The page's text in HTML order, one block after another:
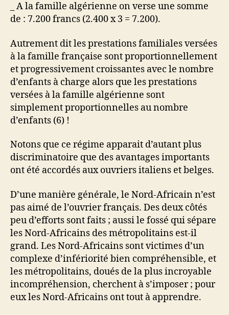
_ A la famille algérienne on verse une somme
de : 7.200 francs (2.400 x 3 = 7.200).
Autrement dit les prestations familiales versées
à la famille française sont proportionnellement
et progressivement croissantes avec le nombre
d’enfants à charge alors que les prestations
versées à la famille algérienne sont
simplement proportionnelles au nombre
d’enfants (6) !
Notons que ce régime apparait d’autant plus
discriminatoire que des avantages importants
ont été accordés aux ouvriers italiens et belges.
D’une manière générale, le Nord-Africain n’est
pas aimé de l’ouvrier français. Des deux côtés
peu d’efforts sont faits ; aussi le fossé qui sépare
les Nord-Africains des métropolitains est-il
grand. Les Nord-Africains sont victimes d’un
complexe d’infériorité bien compréhensible, et
les métropolitains, doués de la plus incroyable
incompréhension, cherchent à s’imposer ; pour
eux les Nord-Africains ont tout à apprendre.